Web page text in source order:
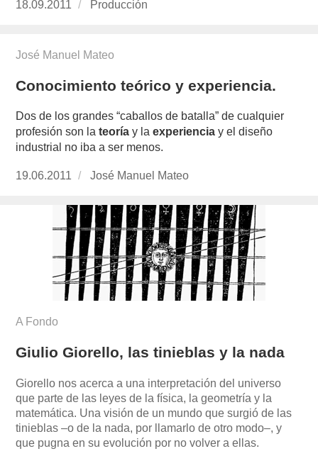
Publicado
18.09.2011 https://www.experimenta.es/author/
Producción
José Manuel Mateo
Conocimiento teórico y experiencia.
Dos de los grandes “caballos de batalla” de cualquier
profesión son lateoríay la experiencia y el diseño
industrial no iba a ser menos.
Publicado
19.06.2011 https://www.experimenta.es/author/
José Manuel Mateo
A Fondo
Giulio Giorello, las tinieblas y la nada
Giorello nos acerca a una interpretación del universo
que parte de las leyes de la física, la geometría y la
matemática. Una visión de un mundo que surgió de las
tinieblas –o de la nada, por llamarlo de otro modo–, y
que pugna en su evolución por no volver a ellas.